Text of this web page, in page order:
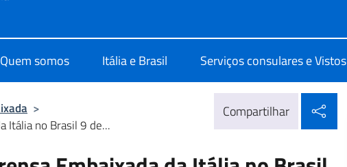
Quem somos Itália e Brasil Serviços consulares e Vistos
>
Itália no Brasil 9 de...
Compartilhar